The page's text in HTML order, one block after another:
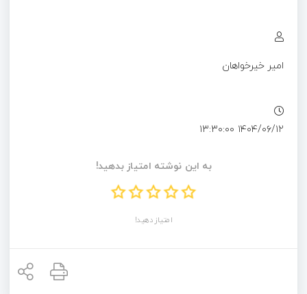
امیر خیرخواهان
۱۴۰۴/۰۶/۱۲ ۱۳:۳۰:۰۰
به این نوشته امتیاز بدهید!
امتیاز دهید!